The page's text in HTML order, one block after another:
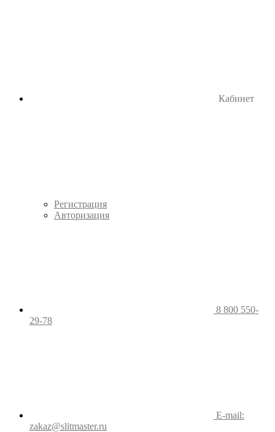
Кабинет
Регистрация
Авторизация
8 800 550-
29-78
E-mail:
zakaz@slitmaster.ru